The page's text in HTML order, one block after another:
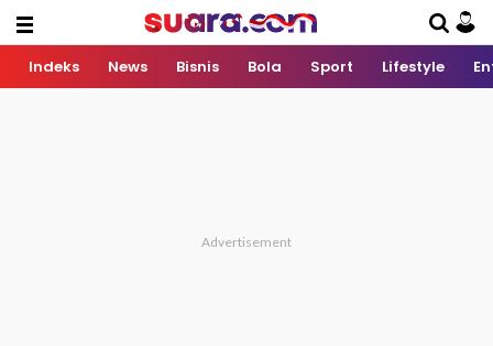
Indeks News Bisnis Bola Sport Lifestyle